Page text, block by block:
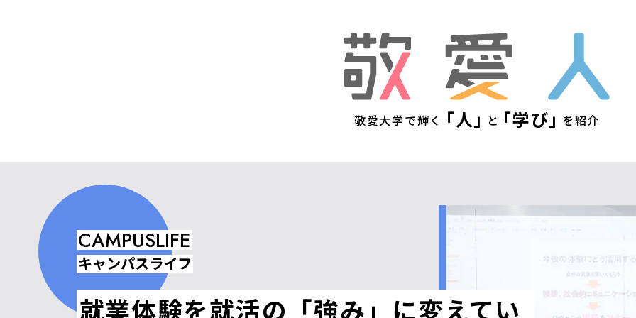
敬愛大学で輝く「人」と「学び」を紹介
CAMPUSLIFE
キャンパスライフ
就業体験を就活の「強み」に変えてい